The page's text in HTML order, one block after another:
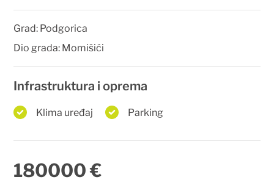
Grad: Podgorica
Dio grada: Momišići
Infrastruktura i oprema
Klima uređaj Parking
180000 €